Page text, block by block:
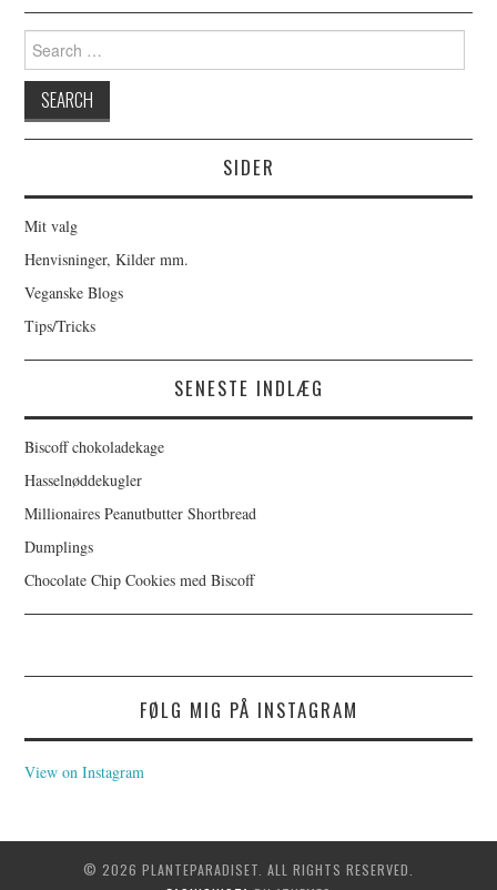
Search
for:
SIDER
Mit valg
Henvisninger, Kilder mm.
Veganske Blogs
Tips/Tricks
SENESTE INDLÆG
Biscoff chokoladekage
Hasselnøddekugler
Millionaires Peanutbutter Shortbread
Dumplings
Chocolate Chip Cookies med Biscoff
FØLG MIG PÅ INSTAGRAM
View on Instagram
© 2026 PLANTEPARADISET. ALL RIGHTS RESERVED.